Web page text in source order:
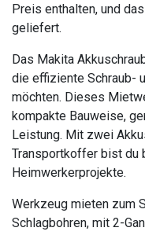
Preis enthalten, und
geliefert.
Das Makita
die effiziente Schraub-
möchten. Dieses
kompakte Bauweise,
Leistung. Mit zwei
Transportkoffer bist du
Heimwerkerprojekte.
Werkzeug mieten zum
Schlagbohren, mit 2-